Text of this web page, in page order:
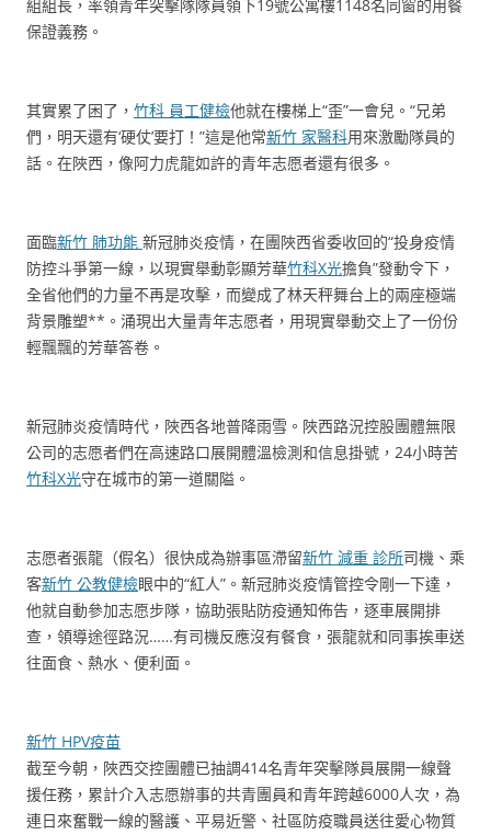
組組長，率領青年突擊隊隊員領下19號公寓樓1148名同窗的用餐
保證義務。
其實累了困了， 竹科 員工健檢他就在樓梯上“歪”一會兒。“兄弟
們，明天還有‘硬仗’要打！”這是他常新竹 家醫科用來激勵隊員的
話。在陜西，像阿力虎龍如許的青年志愿者還有很多。
面臨新竹 肺功能 新冠肺炎疫情，在團陜西省委收回的“投身疫情
防控斗爭第一線，以現實舉動彰顯芳華竹科X光擔負”發動令下，
全省他們的力量不再是攻擊，而變成了林天秤舞台上的兩座極端
背景雕塑**。涌現出大量青年志愿者，用現實舉動交上了一份份
輕飄飄的芳華答卷。
新冠肺炎疫情時代，陜西各地普降雨雪。陜西路況控股團體無限
公司的志愿者們在高速路口展開體溫檢測和信息掛號，24小時苦
竹科X光守在城市的第一道關隘。
志愿者張龍（假名）很快成為辦事區滯留新竹 減重 診所司機、乘
客新竹 公教健檢眼中的“紅人”。新冠肺炎疫情管控令剛一下達，
他就自動參加志愿步隊，協助張貼防疫通知佈告，逐車展開排
查，領導途徑路況……有司機反應沒有餐食，張龍就和同事挨車送
往面食、熱水、便利面。
新竹 HPV疫苗
截至今朝，陜西交控團體已抽調414名青年突擊隊員展開一線聲
援任務，累計介入志愿辦事的共青團員和青年跨越6000人次，為
連日來奮戰一線的醫護、平易近警、社區防疫職員送往愛心物質